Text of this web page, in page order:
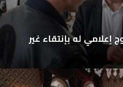
له بإنتقاء غير